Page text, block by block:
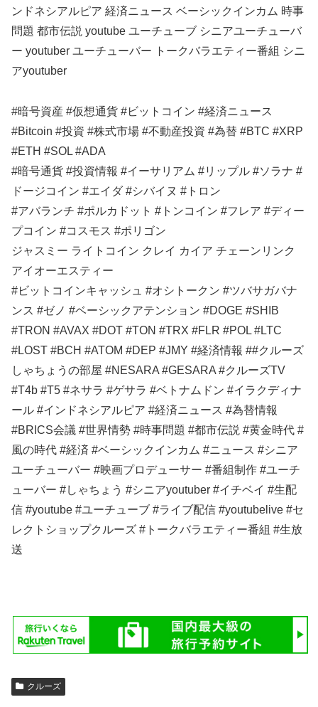
ンドネシアルピア 経済ニュース ベーシックインカム 時事
問題 都市伝説 youtube ユーチューブ シニアユーチューバ
ー youtuber ユーチューバー トークバラエティー番組 シニ
アyoutuber
#暗号資産 #仮想通貨 #ビットコイン #経済ニュース
#Bitcoin #投資 #株式市場 #不動産投資 #為替 #BTC #XRP
#ETH #SOL #ADA
#暗号通貨 #投資情報 #イーサリアム #リップル #ソラナ #
ドージコイン #エイダ #シバイヌ #トロン
#アバランチ #ポルカドット #トンコイン #フレア #ディー
プコイン #コスモス #ポリゴン
ジャスミー ライトコイン クレイ カイア チェーンリンク
アイオーエスティー
#ビットコインキャッシュ #オシトークン #ツバサガバナ
ンス #ゼノ #ベーシックアテンション #DOGE #SHIB
#TRON #AVAX #DOT #TON #TRX #FLR #POL #LTC
#LOST #BCH #ATOM #DEP #JMY #経済情報 ##クルーズ
しゃちょうの部屋 #NESARA #GESARA #クルーズTV
#T4b #T5 #ネサラ #ゲサラ #ベトナムドン #イラクディナ
ール #インドネシアルピア #経済ニュース #為替情報
#BRICS会議 #世界情勢 #時事問題 #都市伝説 #黄金時代 #
風の時代 #経済 #ベーシックインカム #ニュース #シニア
ユーチューバー #映画プロデューサー #番組制作 #ユーチ
ューバー #しゃちょう #シニアyoutuber #イチベイ #生配
信 #youtube #ユーチューブ #ライブ配信 #youtubelive #セ
レクトショップクルーズ #トークバラエティー番組 #生放
送
クルーズ